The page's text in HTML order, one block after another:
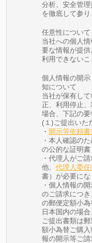
分析、安全管
を徹底して参り
任意性について
当社への個人
要な情報が提
利用できないこ
個人情報の開
知について
当社が保有し
正、利用停止
場合、下記の要
(１)ご提出いた
・ 開示等依頼
・本人確認の
の公的な証明書
・代理人がご
他、代理人委任
書）が必要にな
・個人情報の
のご請求につ
の郵便定額小為
日本国内の場合
ご提出書類は
額小為替ご購
報の開示等ご請